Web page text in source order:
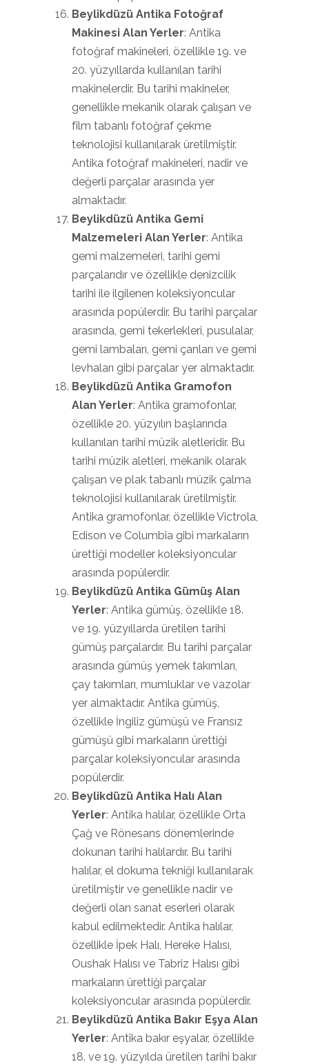
Beylikdüzü Antika Fotoğraf
Makinesi Alan Yerler: Antika
fotoğraf makineleri, özellikle 19. ve
20. yüzyıllarda kullanılan tarihi
makinelerdir. Bu tarihi makineler,
genellikle mekanik olarak çalışan ve
film tabanlı fotoğraf çekme
teknolojisi kullanılarak üretilmiştir.
Antika fotoğraf makineleri, nadir ve
değerli parçalar arasında yer
almaktadır.
Beylikdüzü Antika Gemi
Malzemeleri Alan Yerler: Antika
gemi malzemeleri, tarihi gemi
parçalarıdır ve özellikle denizcilik
tarihi ile ilgilenen koleksiyoncular
arasında popülerdir. Bu tarihi parçalar
arasında, gemi tekerlekleri, pusulalar,
gemi lambaları, gemi çanları ve gemi
levhaları gibi parçalar yer almaktadır.
Beylikdüzü Antika Gramofon
Alan Yerler: Antika gramofonlar,
özellikle 20. yüzyılın başlarında
kullanılan tarihi müzik aletleridir. Bu
tarihi müzik aletleri, mekanik olarak
çalışan ve plak tabanlı müzik çalma
teknolojisi kullanılarak üretilmiştir.
Antika gramofonlar, özellikle Victrola,
Edison ve Columbia gibi markaların
ürettiği modeller koleksiyoncular
arasında popülerdir.
Beylikdüzü Antika Gümüş Alan
Yerler: Antika gümüş, özellikle 18.
ve 19. yüzyıllarda üretilen tarihi
gümüş parçalardır. Bu tarihi parçalar
arasında gümüş yemek takımları,
çay takımları, mumluklar ve vazolar
yer almaktadır. Antika gümüş,
özellikle İngiliz gümüşü ve Fransız
gümüşü gibi markaların ürettiği
parçalar koleksiyoncular arasında
popülerdir.
Beylikdüzü Antika Halı Alan
Yerler: Antika halılar, özellikle Orta
Çağ ve Rönesans dönemlerinde
dokunan tarihi halılardır. Bu tarihi
halılar, el dokuma tekniği kullanılarak
üretilmiştir ve genellikle nadir ve
değerli olan sanat eserleri olarak
kabul edilmektedir. Antika halılar,
özellikle İpek Halı, Hereke Halısı,
Oushak Halısı ve Tabriz Halısı gibi
markaların ürettiği parçalar
koleksiyoncular arasında popülerdir.
Beylikdüzü Antika Bakır Eşya Alan
Yerler: Antika bakır eşyalar, özellikle
18. ve 19. yüzyılda üretilen tarihi bakır